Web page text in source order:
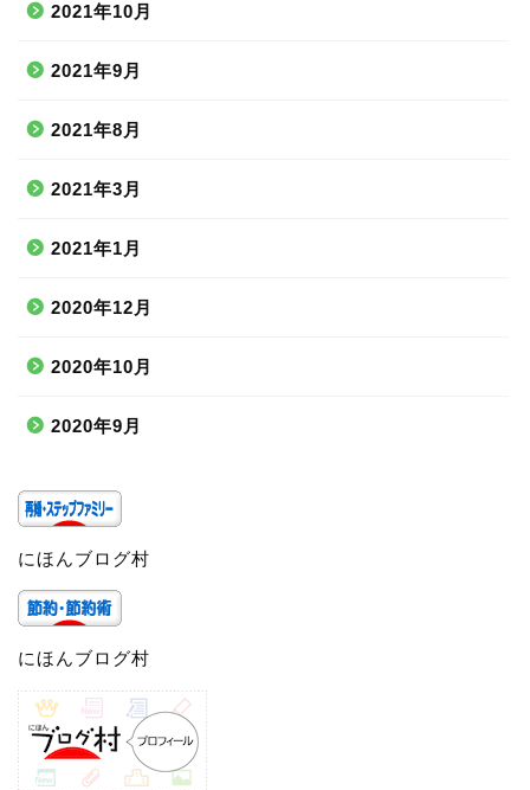
2021年10月
2021年9月
2021年8月
2021年3月
2021年1月
2020年12月
2020年10月
2020年9月
にほんブログ村
にほんブログ村